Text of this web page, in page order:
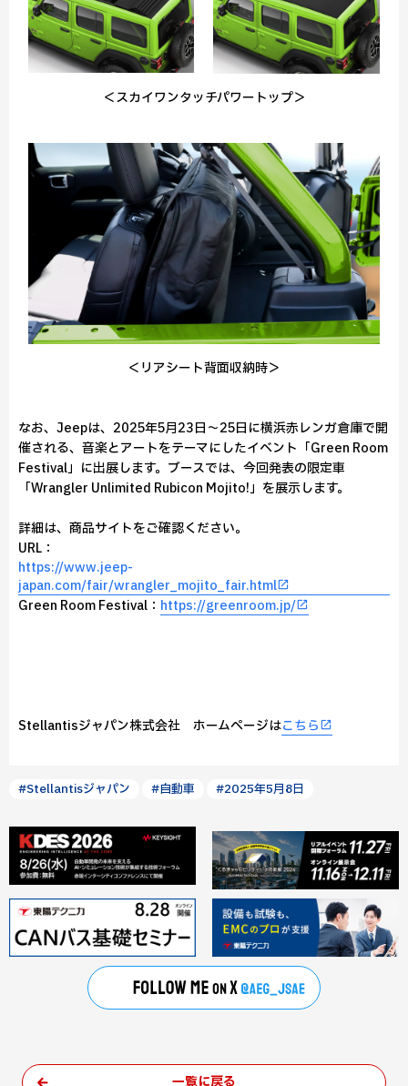
＜スカイワンタッチパワートップ＞
＜リアシート背面収納時＞
なお、Jeepは、2025年5月23日～25日に横浜赤レンガ倉庫で開
催される、音楽とアートをテーマにしたイベント「Green Room
Festival」に出展します。ブースでは、今回発表の限定車
「Wrangler Unlimited Rubicon Mojito!」を展示します。
詳細は、商品サイトをご確認ください。
URL：
https://www.jeep-
japan.com/fair/wrangler_mojito_fair.html
Green Room Festival： https://greenroom.jp/
Stellantisジャパン株式会社 ホームページはこちら
#Stellantisジャパン #自動車 #2025年5月8日
一覧に戻る